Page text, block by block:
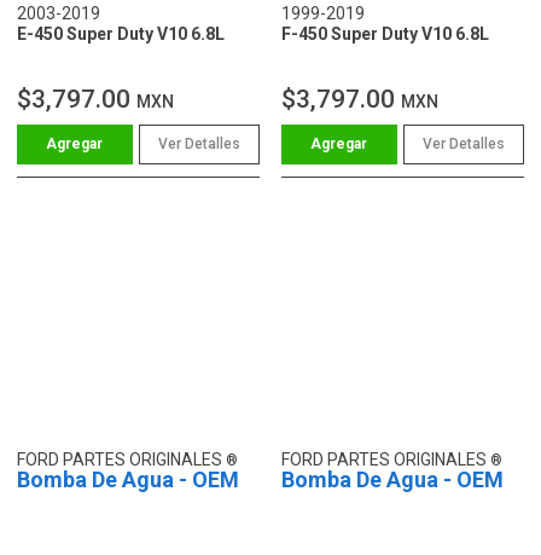
2003-2019
E-450 Super Duty V10 6.8L
$3,797.00 MXN
Ver Detalles
1999-2019
F-450 Super Duty V10 6.8L
$3,797.00 MXN
Ver Detalles
FORD PARTES ORIGINALES
Bomba De Agua - OEM
FORD PARTES ORIGINALES
Bomba De Agua - OEM